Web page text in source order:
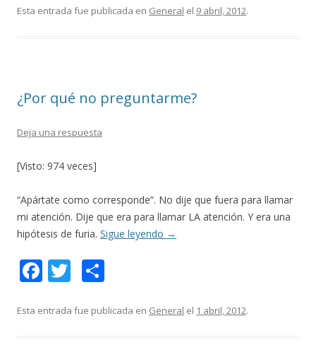
e
k
itt m
r
Esta entrada fue publicada en General el 9 abril, 2012.
¿Por qué no preguntarme?
Deja una respuesta
[Visto: 974 veces]
“Apártate como corresponde”. No dije que fuera para llamar
mi atención. Dije que era para llamar LA atención. Y era una
hipótesis de furia. Sigue leyendo →
F
e
T
itt m
Esta entrada fue publicada en General el 1 abril, 2012.